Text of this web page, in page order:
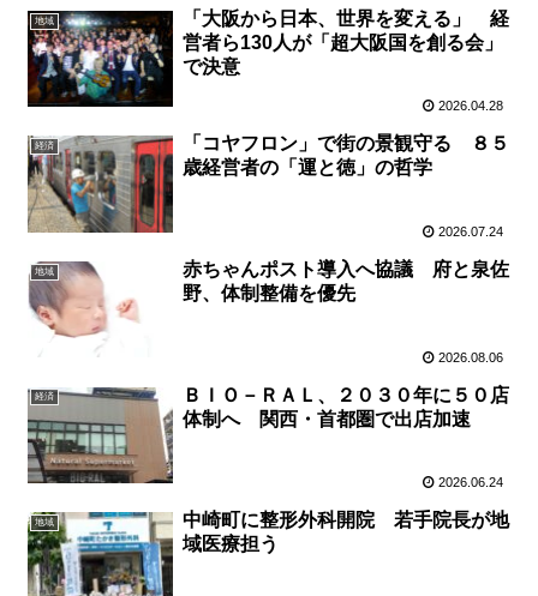
地域
「大阪から日本、世界を変える」 経
営者ら130人が「超大阪国を創る会」
で決意
2026.04.28
経済
「コヤフロン」で街の景観守る ８５
歳経営者の「運と徳」の哲学
2026.07.24
地域
赤ちゃんポスト導入へ協議 府と泉佐
野、体制整備を優先
2026.08.06
経済
ＢＩＯ－ＲＡＬ、２０３０年に５０店
体制へ 関西・首都圏で出店加速
2026.06.24
地域
中崎町に整形外科開院 若手院長が地
域医療担う